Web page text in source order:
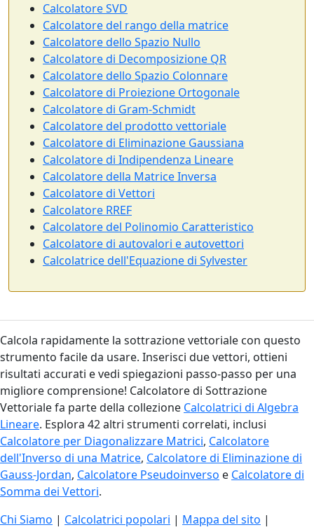
Calcolatore SVD
Calcolatore del rango della matrice
Calcolatore dello Spazio Nullo
Calcolatore di Decomposizione QR
Calcolatore dello Spazio Colonnare
Calcolatore di Proiezione Ortogonale
Calcolatore di Gram-Schmidt
Calcolatore del prodotto vettoriale
Calcolatore di Eliminazione Gaussiana
Calcolatore di Indipendenza Lineare
Calcolatore della Matrice Inversa
Calcolatore di Vettori
Calcolatore RREF
Calcolatore del Polinomio Caratteristico
Calcolatore di autovalori e autovettori
Calcolatrice dell'Equazione di Sylvester
Calcola rapidamente la sottrazione vettoriale con questo
strumento facile da usare. Inserisci due vettori, ottieni
risultati accurati e vedi spiegazioni passo-passo per una
migliore comprensione! Calcolatore di Sottrazione
Vettoriale fa parte della collezione Calcolatrici di Algebra
Lineare. Esplora 42 altri strumenti correlati, inclusi
Calcolatore per Diagonalizzare Matrici, Calcolatore
dell'Inverso di una Matrice, Calcolatore di Eliminazione di
Gauss-Jordan, Calcolatore Pseudoinverso e Calcolatore di
Somma dei Vettori.
Chi Siamo | Calcolatrici popolari | Mappa del sito |